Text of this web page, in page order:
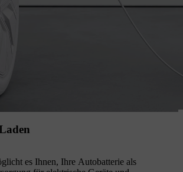
es Ihnen, Ihre Autobatterie als